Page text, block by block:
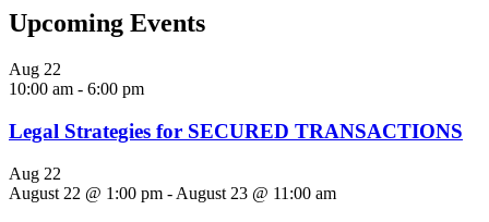
Upcoming Events
Aug 22
10:00 am - 6:00 pm
Legal Strategies for SECURED TRANSACTIONS
Aug 22
August 22 @ 1:00 pm - August 23 @ 11:00 am